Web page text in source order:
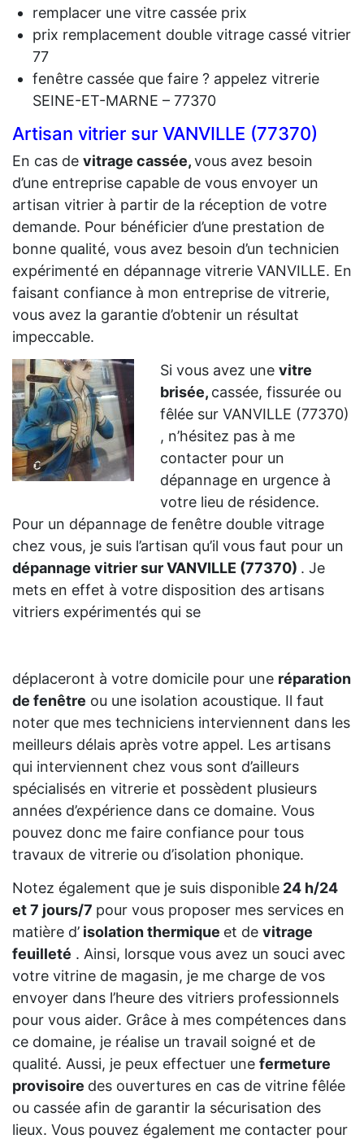
remplacer une vitre cassée prix
prix remplacement double vitrage cassé vitrier
77
fenêtre cassée que faire ? appelez vitrerie
SEINE-ET-MARNE – 77370
Artisan vitrier sur VANVILLE (77370)
En cas de vitrage cassée,vous avez besoin
d’une entreprise capable de vous envoyer un
artisan vitrier à partir de la réception de votre
demande. Pour bénéficier d’une prestation de
bonne qualité, vous avez besoin d’un technicien
expérimenté en dépannage vitrerie VANVILLE. En
faisant confiance à mon entreprise de vitrerie,
vous avez la garantie d’obtenir un résultat
impeccable.
Si vous avez unevitre
brisée, cassée, fissurée ou
fêlée sur VANVILLE (77370)
, n’hésitez pas à me
contacter pour un
dépannage en urgence à
votre lieu de résidence.
Pour un dépannage de fenêtre double vitrage
chez vous, je suis l’artisan qu’il vous faut pour un
dépannage vitrier sur VANVILLE (77370) . Je
mets en effet à votre disposition des artisans
vitriers expérimentés qui se
déplaceront à votre domicile pour une réparation
de fenêtre ou une isolation acoustique. Il faut
noter que mes techniciens interviennent dans les
meilleurs délais après votre appel. Les artisans
qui interviennent chez vous sont d’ailleurs
spécialisés en vitrerie et possèdent plusieurs
années d’expérience dans ce domaine. Vous
pouvez donc me faire confiance pour tous
travaux de vitrerie ou d’isolation phonique.
Notez également que je suis disponible 24 h/24
et 7 jours/7 pour vous proposer mes services en
matière d’ isolation thermique et de vitrage
feuilleté . Ainsi, lorsque vous avez un souci avec
votre vitrine de magasin, je me charge de vos
envoyer dans l’heure des vitriers professionnels
pour vous aider. Grâce à mes compétences dans
ce domaine, je réalise un travail soigné et de
qualité. Aussi, je peux effectuer une fermeture
provisoire des ouvertures en cas de vitrine fêlée
ou cassée afin de garantir la sécurisation des
lieux. Vous pouvez également me contacter pour